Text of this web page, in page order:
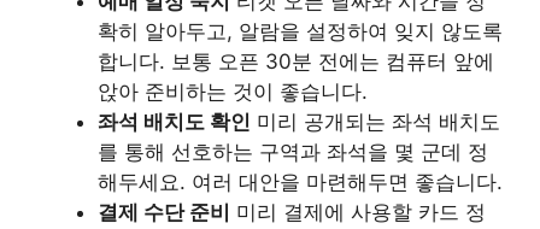
확히 알아두고, 알람을 설정하여 잊지 않도록
합니다. 보통 오픈 30분 전에는 컴퓨터 앞에
앉아 준비하는 것이 좋습니다.
좌석 배치도 확인 미리 공개되는 좌석 배치도
를 통해 선호하는 구역과 좌석을 몇 군데 정
해두세요. 여러 대안을 마련해두면 좋습니다.
결제 수단 준비
미리 결제에 사용할 카드 정